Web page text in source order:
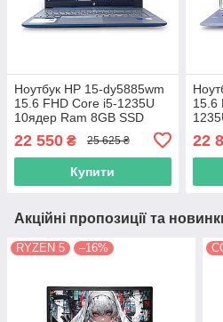
Ноутбук HP 15-dy5885wm
15.6 FHD Core i5-1235U
10ядeр Ram 8GB SSD
11361
22 550 ₴ 25 625 ₴
Купити
15.6
22
Акційні пропозиції та
RYZEN 5 –16%